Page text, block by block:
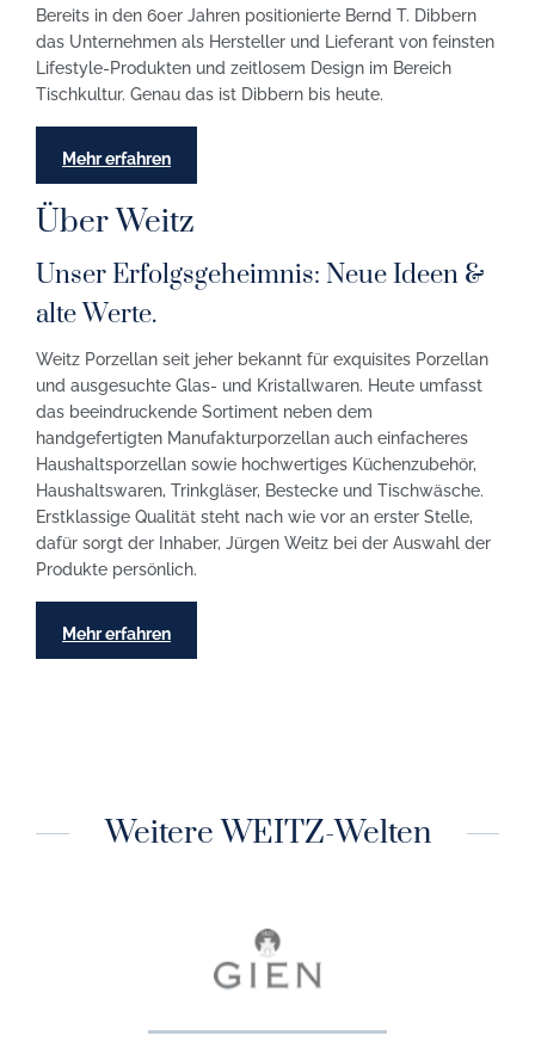
Bereits in den 60er Jahren positionierte Bernd T. Dibbern
das Unternehmen als Hersteller und Lieferant von feinsten
Lifestyle-Produkten und zeitlosem Design im Bereich
Tischkultur. Genau das ist Dibbern bis heute.
Mehr erfahren
Über Weitz
Unser Erfolgsgeheimnis: Neue Ideen &
alte Werte.
Weitz Porzellan seit jeher bekannt für exquisites Porzellan
und ausgesuchte Glas- und Kristallwaren. Heute umfasst
das beeindruckende Sortiment neben dem
handgefertigten Manufakturporzellan auch einfacheres
Haushaltsporzellan sowie hochwertiges Küchenzubehör,
Haushaltswaren, Trinkgläser, Bestecke und Tischwäsche.
Erstklassige Qualität steht nach wie vor an erster Stelle,
dafür sorgt der Inhaber, Jürgen Weitz bei der Auswahl der
Produkte persönlich.
Mehr erfahren
Weitere WEITZ-Welten